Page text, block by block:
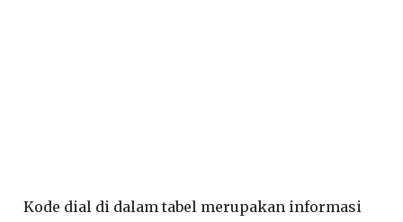
Kode dial di dalam tabel merupakan informasi